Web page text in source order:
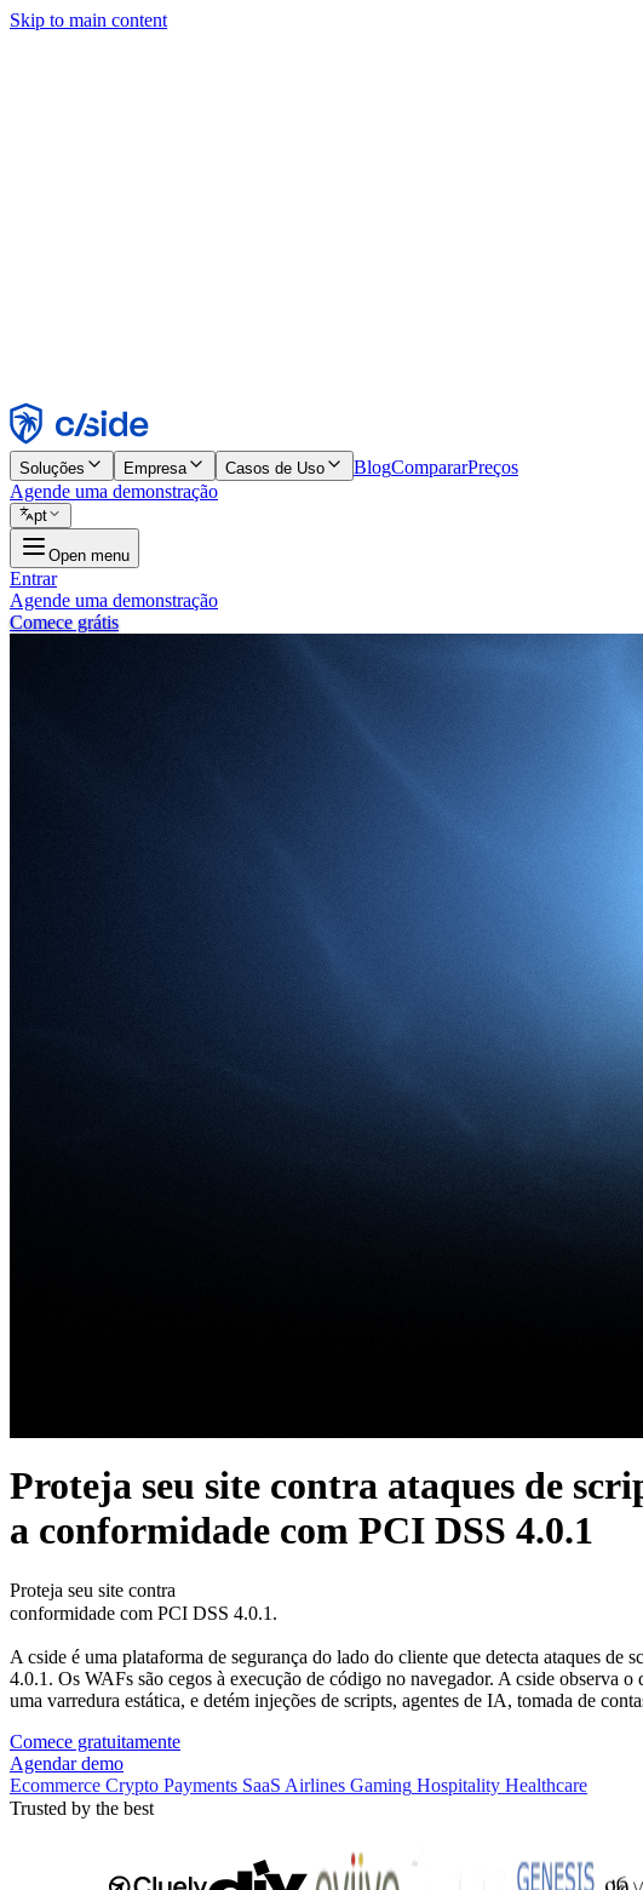
Skip to main content
Rejeitar
Soluções Empresa Casos de Uso BlogCompararPreços
Agende uma demonstração
pt
Open menu
Entrar
Agende uma demonstração
Comece grátis
Proteja seu site contra ataques de
a conformidade com PCI DSS 4.0.1
Proteja seu site contra
agentes de IA mal-intencionados.
ataques Magecart e de scripts.
conformidade com PCI DSS 4.0.1.
agentes de IA mal-intencionados.
A cside é uma plataforma de segurança do lado do cliente que detecta ataques
4.0.1. Os WAFs são cegos à execução de código no navegador. A cside observa
uma varredura estática, e detém injeções de scripts, agentes de IA, tomada de
Comece gratuitamente
Agendar demo
Ecommerce Crypto Payments SaaS Airlines Gaming Hospitality Healthcare
Trusted by the best